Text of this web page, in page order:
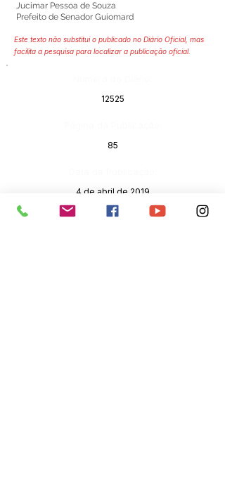
Jucimar Pessoa de Souza
Prefeito de Senador Guiomard
Este texto não substitui o publicado no Diário Oficial, mas
facilita a pesquisa para localizar a publicação oficial.
12525
85
4 de abril de 2019
Órgão: